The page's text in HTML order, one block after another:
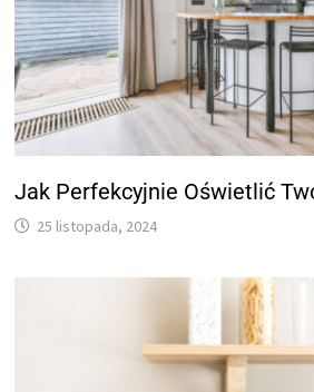
Jak Perfekcyjnie Oświetlić
25 listopada, 2024